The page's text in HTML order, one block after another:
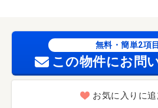
無料・簡単2項
この物件にお問
お気に入りに